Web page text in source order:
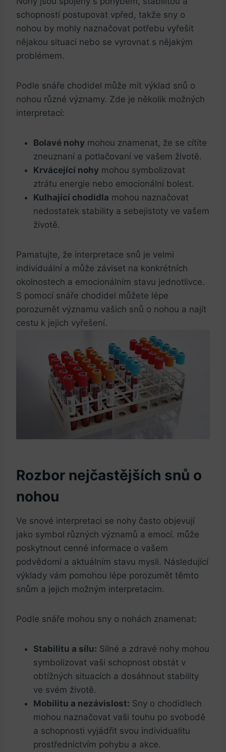
schopností postupovat vpřed, takže sny o
nohou by mohly naznačovat potřebu vyřešit
nějakou situaci nebo se vyrovnat s nějakým
problémem.
Podle snáře chodidel může mít výklad snů o
nohou různé významy. Zde je několik možných
interpretací:
Bolavé nohy mohou znamenat, že se cítíte
zneuznaní a potlačovaní ve vašem životě.
Krvácející nohy mohou symbolizovat
ztrátu energie nebo emocionální bolest.
Kulhající chodidla mohou naznačovat
nedostatek stability a sebejistoty ve vašem
životě.
Pamatujte, že interpretace snů je velmi
individuální a může záviset na konkrétních
okolnostech a emocionálním stavu jednotlivce.
S pomocí snáře chodidel můžete lépe
porozumět významu vašich snů o nohou a najít
cestu k jejich vyřešení.
Rozbor nejčastějších snů o
nohou
Ve snové interpretaci se nohy často objevují
jako symbol různých významů a emocí. může
poskytnout cenné informace o vašem
podvědomí a aktuálním stavu mysli. Následující
výklady vám pomohou lépe porozumět těmto
snům a jejich možným interpretacím.
Podle snáře mohou sny o nohách znamenat:
Stabilitu a sílu: Silné a zdravé nohy mohou
symbolizovat vaši schopnost obstát v
obtížných situacích a dosáhnout stability
ve svém životě.
Mobilitu a nezávislost: Sny o chodidlech
mohou naznačovat vaši touhu po svobodě
a schopnosti vyjádřit svou individualitu
prostřednictvím pohybu a akce.